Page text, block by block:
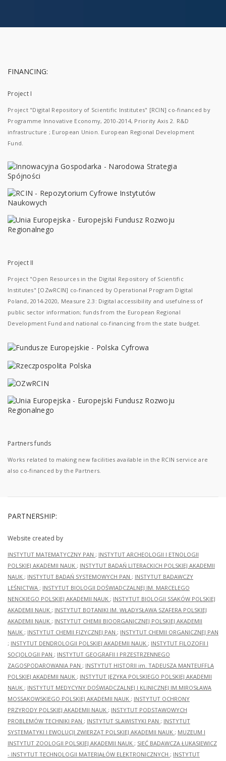
FINANCING:
Project I
Project "Digital Repository of Scientific Institutes" [RCIN] co-financed by
Programme Innovative Economy, 2010-2014, Priority Axis 2. R&D
infrastructure ; European Union. European Regional Development
Fund.
Project II
Project "Open Resources in the Digital Repository of Scientific
Institutes" [OZwRCIN] co-financed by Operational Program Digital
Poland, 2014-2020, Measure 2.3: Digital accessibility and usefulness of
public sector information; funds from the European Regional
Development Fund and national co-financing from the state budget.
Partners funds
Works related to making new facilities available in the RCIN service are
also co-financed by the Partners.
PARTNERSHIP:
Website created by
INSTYTUT MATEMATYCZNY PAN ; INSTYTUT ARCHEOLOGII I ETNOLOGII
POLSKIEJ AKADEMII NAUK ; INSTYTUT BADAŃ LITERACKICH POLSKIEJ AKADEMII
NAUK ; INSTYTUT BADAŃ SYSTEMOWYCH PAN ; INSTYTUT BADAWCZY
LEŚNICTWA ; INSTYTUT BIOLOGII DOŚWIADCZALNEJ IM. MARCELEGO
NENCKIEGO POLSKIEJ AKADEMII NAUK ; INSTYTUT BIOLOGII SSAKÓW POLSKIEJ
AKADEMII NAUK ; INSTYTUT BOTANIKI IM. WŁADYSŁAWA SZAFERA POLSKIEJ
AKADEMII NAUK ; INSTYTUT CHEMII BIOORGANICZNEJ POLSKIEJ AKADEMII
NAUK ; INSTYTUT CHEMII FIZYCZNEJ PAN ; INSTYTUT CHEMII ORGANICZNEJ PAN
; INSTYTUT DENDROLOGII POLSKIEJ AKADEMII NAUK ; INSTYTUT FILOZOFII I
SOCJOLOGII PAN ; INSTYTUT GEOGRAFII I PRZESTRZENNEGO
ZAGOSPODAROWANIA PAN ; INSTYTUT HISTORII im. TADEUSZA MANTEUFFLA
POLSKIEJ AKADEMII NAUK ; INSTYTUT JĘZYKA POLSKIEGO POLSKIEJ AKADEMII
NAUK ; INSTYTUT MEDYCYNY DOŚWIADCZALNEJ I KLINICZNEJ IM.MIROSŁAWA
MOSSAKOWSKIEGO POLSKIEJ AKADEMII NAUK ; INSTYTUT OCHRONY
PRZYRODY POLSKIEJ AKADEMII NAUK ; INSTYTUT PODSTAWOWYCH
PROBLEMÓW TECHNIKI PAN ; INSTYTUT SLAWISTYKI PAN ; INSTYTUT
SYSTEMATYKI I EWOLUCJI ZWIERZĄT POLSKIEJ AKADEMII NAUK ; MUZEUM I
INSTYTUT ZOOLOGII POLSKIEJ AKADEMII NAUK ; SIEĆ BADAWCZA ŁUKASIEWICZ
- INSTYTUT TECHNOLOGII MATERIAŁÓW ELEKTRONICZNYCH ; INSTYTUT